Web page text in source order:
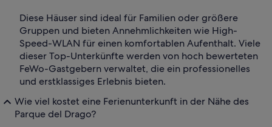
Diese Häuser sind ideal für Familien oder größere
Gruppen und bieten Annehmlichkeiten wie High-
Speed-WLAN für einen komfortablen Aufenthalt. Viele
dieser Top-Unterkünfte werden von hoch bewerteten
FeWo-Gastgebern verwaltet, die ein professionelles
und erstklassiges Erlebnis bieten.
Wie viel kostet eine Ferienunterkunft in der Nähe des
Parque del Drago?